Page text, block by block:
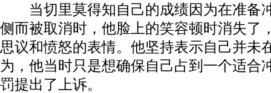
当切里莫得知自己的成绩因为在准备
侧而被取消时，他脸上的笑容顿时消失了
思议和愤怒的表情。他坚持表示自己并未
为，他当时只是想确保自己占到一个适合
罚提出了上诉。